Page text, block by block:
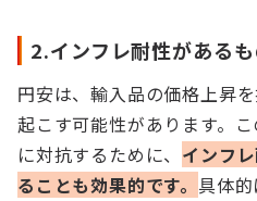
2.インフレ耐性がある
円安は、輸入品の価格上昇
起こす可能性があります。
に対抗するために、 インフ
ることも効果的です。 具体